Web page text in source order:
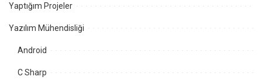
Yaptığım Projeler
Yazılım Mühendisliği
Android
C Sharp